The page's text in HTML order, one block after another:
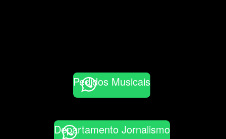
Pedidos Musicais
Departamento Jornalismo